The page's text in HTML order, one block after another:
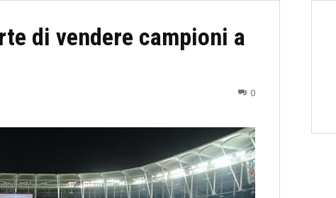
di vendere campioni a
0